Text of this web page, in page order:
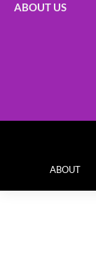
ABOUT US
ABOUT